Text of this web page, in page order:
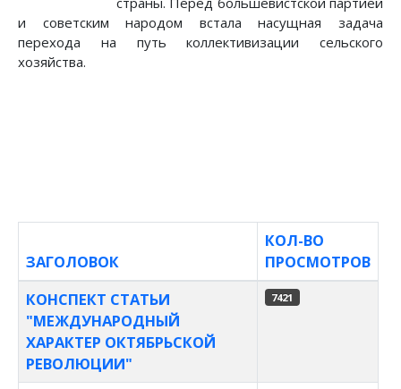
и советским народом встала насущная задача
перехода на путь коллективизации сельского
хозяйства.
Материалы
ЗАГОЛОВОК
КОЛ-ВО
ПРОСМОТРОВ
КОНСПЕКТ СТАТЬИ
"МЕЖДУНАРОДНЫЙ
ХАРАКТЕР ОКТЯБРЬСКОЙ
РЕВОЛЮЦИИ"
7421